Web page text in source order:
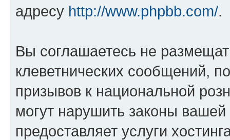
адресу http://www.phpbb.com/.
Вы соглашаетесь не
клеветнических сообщений,
призывов к национальной
могут нарушить законы
предоставляет услуги